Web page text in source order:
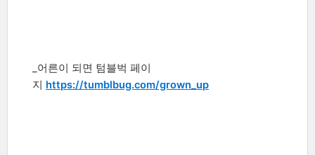
_어른이 되면 텀블벅 페이
지 https://tumblbug.com/grown_up